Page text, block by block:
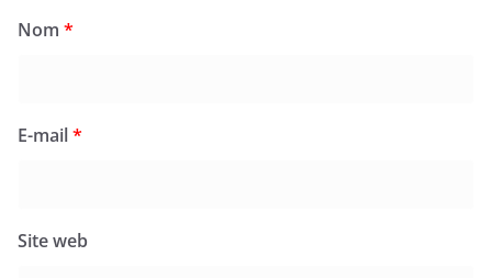
Nom *
E-mail*
Site web